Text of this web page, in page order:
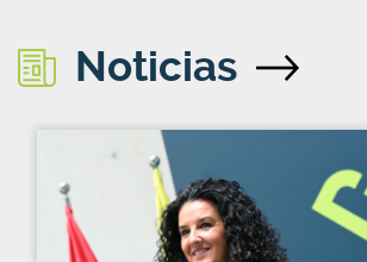
Noticias